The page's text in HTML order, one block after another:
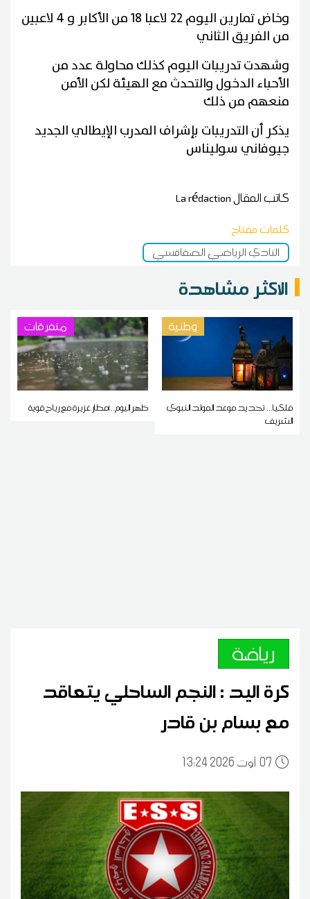
وخاض تمارين اليوم 22 لاعبا 18 من الأكابر و 4 لاعبين
من الفريق الثاني
وشهدت تدريبات اليوم كذلك محاولة عدد من
الأحباء الدخول والتحدث مع الهيئة لكن الأمن
منعهم من ذلك
يذكر أن التدريبات بإشراف المدرب الإيطالي الجديد
جيوفاني سوليناس
كاتب المقالLa rédaction
كلمات مفتاح
النادي الرياضي الصفاقسي
الاكثر مشاهدة
وطنية
فلكيا... تحديد موعد المولد النبوي
الشريف
متفرقات
ظهر اليوم.. أمطار غزيرة مع رياح قوية
رياضة
كرة اليد : النجم الساحلي يتعاقد
مع بسام بن قادر
0713:24 2026 أوت